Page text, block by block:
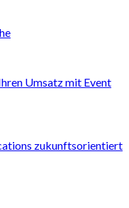
Umsatz mit Event
zukunftsorientiert